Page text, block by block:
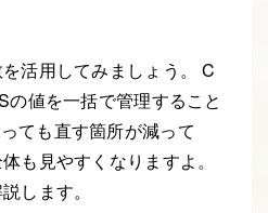
活用してみましょう。 C
値を一括で管理すること
ても直す箇所が減って
も見やすくなりますよ。
します。